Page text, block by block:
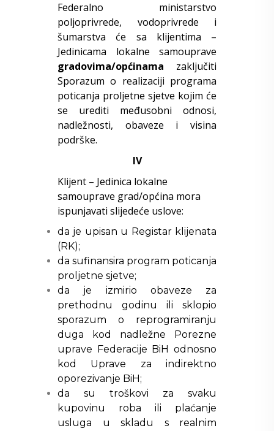
Federalno ministarstvo
poljoprivrede, vodoprivrede i
šumarstva će sa klijentima –
Jedinicama lokalne samouprave
gradovima/općinama zaključiti
Sporazum o realizaciji programa
poticanja proljetne sjetve kojim će
se urediti međusobni odnosi,
nadležnosti, obaveze i visina
podrške.
IV
Klijent – Jedinica lokalne
samouprave grad/općina mora
ispunjavati slijedeće uslove:
da je upisan u Registar klijenata
(RK);
da sufinansira program poticanja
proljetne sjetve;
da je izmirio obaveze za
prethodnu godinu ili sklopio
sporazum o reprogramiranju
duga kod nadležne Porezne
uprave Federacije BiH odnosno
kod Uprave za indirektno
oporezivanje BiH;
da su troškovi za svaku
kupovinu roba ili plaćanje
usluga u skladu s realnim